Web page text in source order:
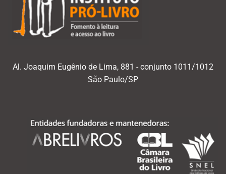
Al. Joaquim Eugênio de Lima, 881 - conjunto 1011/1012
São Paulo/SP